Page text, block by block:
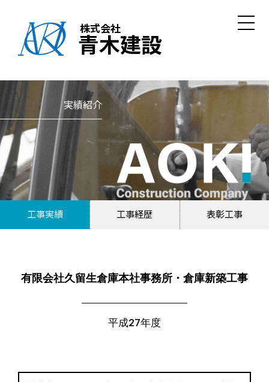
株式会社
青木建設
実績紹介
工事実績 工事経歴 表彰工事
有限会社久留生倉庫本社事務所・倉庫新築工事
平成27年度